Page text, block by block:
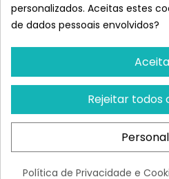
INABA
Churu Cat Hairball
Control De Pollo
personalizados. Aceitas estes
de dados pessoais envolvidos?
Rejeitar todos
Política de Privacidade e